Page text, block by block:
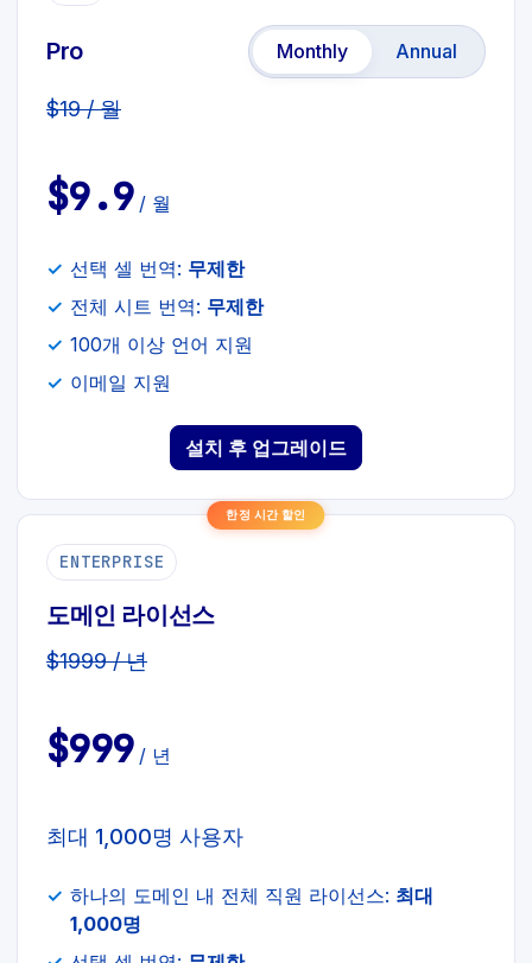
Pro Monthly Annual
$19 / 월
$9.9 / 월
선택 셀 번역: 무제한
전체 시트 번역: 무제한
100개 이상 언어 지원
이메일 지원
설치 후 업그레이드
한정 시간 할인
ENTERPRISE
도메인 라이선스
$1999 / 년
$999 / 년
최대 1,000명 사용자
하나의 도메인 내 전체 직원 라이선스: 최대
1,000명